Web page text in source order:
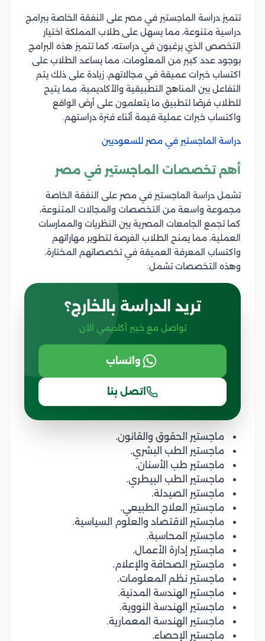
تتميز دراسة الماجستير في مصر على النفقة الخاصة ببرامج
دراسية متنوعة، مما يسهل على طلاب المملكة اختيار
التخصص الذي يرغبون في دراسته، كما تتميز هذه البرامج
بوجود عدد كبير من المعلومات، مما يساعد الطلاب على
اكتساب خبرات عميقة في مجالاتهم، زيادة على ذلك يتم
التفاعل بين المناهج التطبيقية والأكاديمية، مما يتيح
للطلاب فرصًا لتطبيق ما يتعلمون على أرض الواقع
واكتساب خبرات عملية قيمة أثناء فترة دراستهم.
دراسة الماجستير في مصر للسعوديين
أهم تخصصات الماجستير في مصر
تشمل دراسة الماجستير في مصر على النفقة الخاصة
مجموعة واسعة من التخصصات والمجالات المتنوعة،
كما تجمع الجامعات المصرية بين النظريات والممارسات
العملية، مما يمنح الطلاب الفرصة لتطوير مهاراتهم
واكتساب المعرفة العميقة في تخصصاتهم المختارة،
وهذه التخصصات تشمل:
تريد الدراسة بالخارج؟
تواصل مع خبير أكاديمي الآن
واتساب
اتصل بنا
ماجستير الحقوق والقانون.
ماجستير الطب البشري.
ماجستير طب الأسنان.
ماجستير الطب البيطري.
ماجستير الصيدلة.
ماجستير العلاج الطبيعي.
ماجستير الاقتصاد والعلوم السياسية.
ماجستير المحاسبة.
ماجستير إدارة الأعمال.
ماجستير الصحافة والإعلام.
ماجستير نظم المعلومات.
ماجستير الهندسة المدنية.
ماجستير الهندسة النووية.
ماجستير الهندسة المعمارية.
ماجستير الإحصاء.